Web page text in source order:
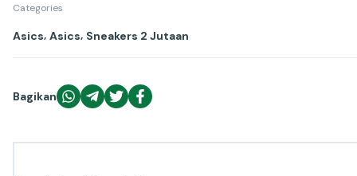
Categories
Asics Asics Sneakers 2 Jutaan
Bagikan